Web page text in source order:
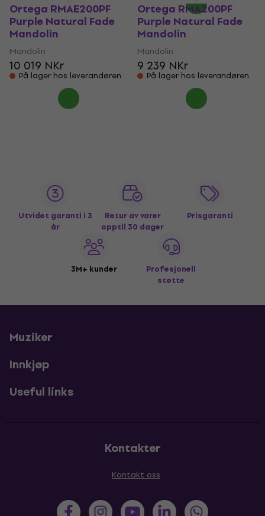
Ortega RMAE200PF
Purple Natural Fade
Mandolin
Mandolin
10 019 NKr
På lager hos leverandøren
Ortega RMA200PF
Purple Natural Fade
Mandolin
Mandolin
9 239 NKr
På lager hos leverandøren
Utvidet garanti i 3
år
Retur av varer
opptil 30 dager
Prisgaranti
3M+ kunder
Profesjonell
støtte
Muziker
Innkjøp
Useful links
Kontakter
Kontakt oss